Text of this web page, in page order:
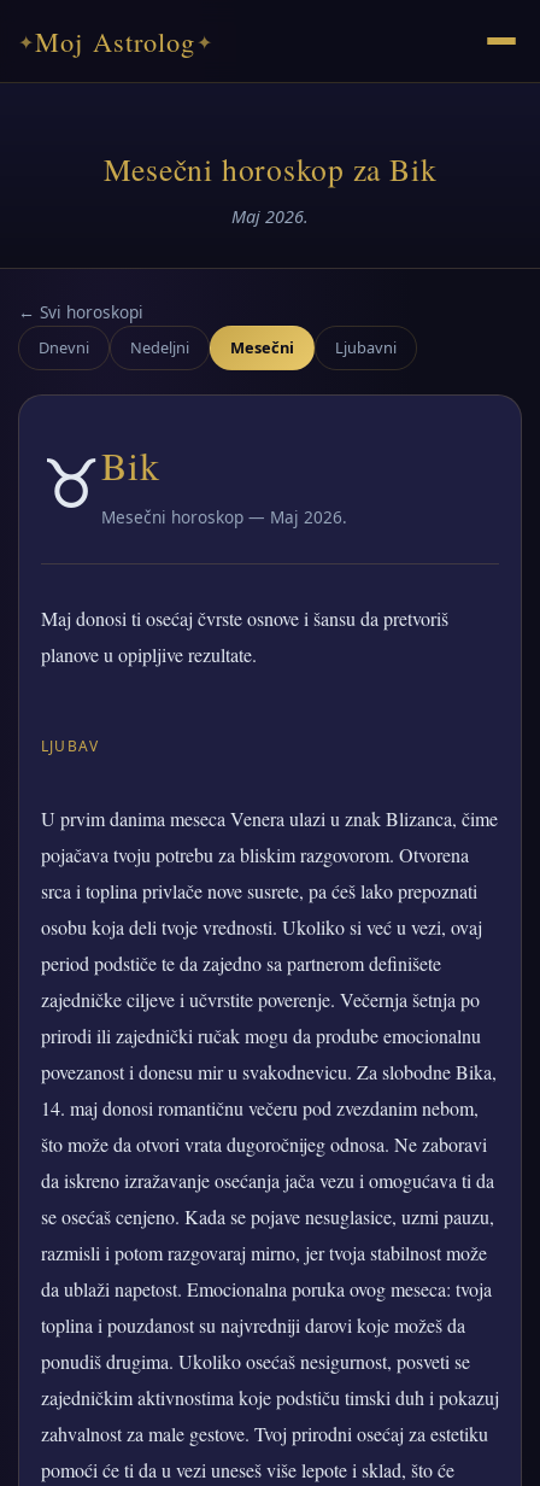
✦Moj Astrolog✦
Mesečni horoskop za Bik
Maj 2026.
← Svi horoskopi
Dnevni Nedeljni Mesečni Ljubavni
♉Bik
Mesečni horoskop — Maj 2026.
Maj donosi ti osećaj čvrste osnove i šansu da pretvoriš
planove u opipljive rezultate.
LJUBAV
U prvim danima meseca Venera ulazi u znak Blizanca, čime
pojačava tvoju potrebu za bliskim razgovorom. Otvorena
srca i toplina privlače nove susrete, pa ćeš lako prepoznati
osobu koja deli tvoje vrednosti. Ukoliko si već u vezi, ovaj
period podstiče te da zajedno sa partnerom definišete
zajedničke ciljeve i učvrstite poverenje. Večernja šetnja po
prirodi ili zajednički ručak mogu da prodube emocionalnu
povezanost i donesu mir u svakodnevicu. Za slobodne Bika,
14. maj donosi romantičnu večeru pod zvezdanim nebom,
što može da otvori vrata dugoročnijeg odnosa. Ne zaboravi
da iskreno izražavanje osećanja jača vezu i omogućava ti da
se osećaš cenjeno. Kada se pojave nesuglasice, uzmi pauzu,
razmisli i potom razgovaraj mirno, jer tvoja stabilnost može
da ublaži napetost. Emocionalna poruka ovog meseca: tvoja
toplina i pouzdanost su najvredniji darovi koje možeš da
ponudiš drugima. Ukoliko osećaš nesigurnost, posveti se
zajedničkim aktivnostima koje podstiču timski duh i pokazuj
zahvalnost za male gestove. Tvoj prirodni osećaj za estetiku
pomoći će ti da u vezi uneseš više lepote i sklad, što će